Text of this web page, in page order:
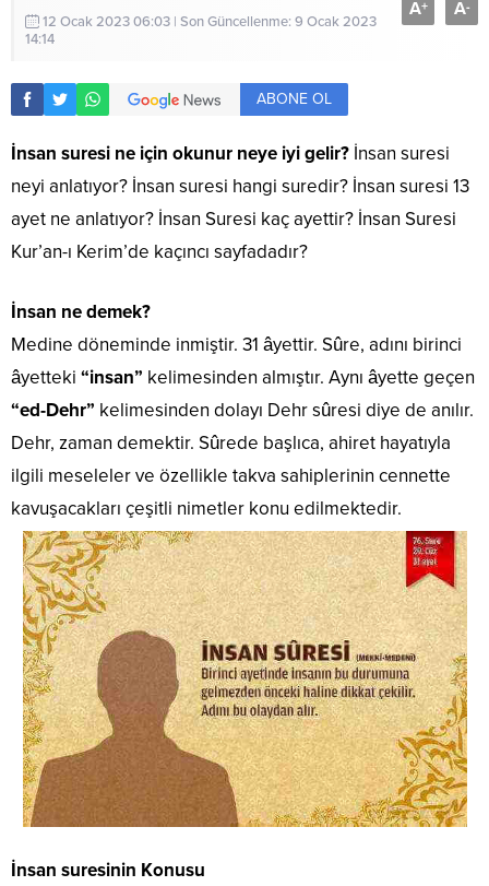
12 Ocak 2023 06:03 | Son Güncellenme: 9 Ocak 2023
14:14
A+ A-
ABONE OL
İnsan suresi ne için okunur neye iyi gelir? İnsan suresi
neyi anlatıyor? İnsan suresi hangi suredir? İnsan suresi 13
ayet ne anlatıyor? İnsan Suresi kaç ayettir? İnsan Suresi
Kur’an-ı Kerim’de kaçıncı sayfadadır?
İnsan ne demek?
Medine döneminde inmiştir. 31 âyettir. Sûre, adını birinci
âyetteki “insan” kelimesinden almıştır. Aynı âyette geçen
“ed-Dehr” kelimesinden dolayı Dehr sûresi diye de anılır.
Dehr, zaman demektir. Sûrede başlıca, ahiret hayatıyla
ilgili meseleler ve özellikle takva sahiplerinin cennette
kavuşacakları çeşitli nimetler konu edilmektedir.
İnsan suresinin Konusu